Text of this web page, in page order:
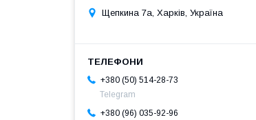
Щепкина 7а, Харків, Україна
+380 (50) 514-28-73
Telegram
+380 (96) 035-92-96